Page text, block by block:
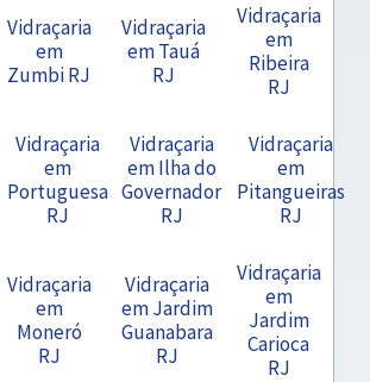
Vidraçaria
em
Zumbi RJ
Vidraçaria
em Tauá
RJ
Vidraçaria
em
Ribeira
RJ
Vidraçaria
em
Portuguesa
RJ
Vidraçaria
em Ilha do
Governador
RJ
Vidraçaria
em
Pitangueiras
RJ
Vidraçaria
em
Moneró
RJ
Vidraçaria
em Jardim
Guanabara
RJ
Vidraçaria
em
Jardim
Carioca
RJ